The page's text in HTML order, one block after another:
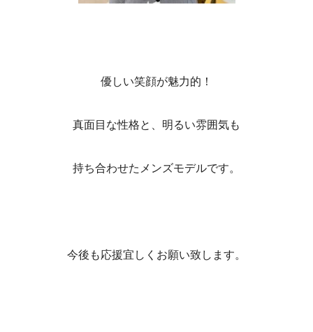
優しい笑顔が魅力的！
真面目な性格と、明るい雰囲気も
持ち合わせたメンズモデルです。
今後も応援宜しくお願い致します。